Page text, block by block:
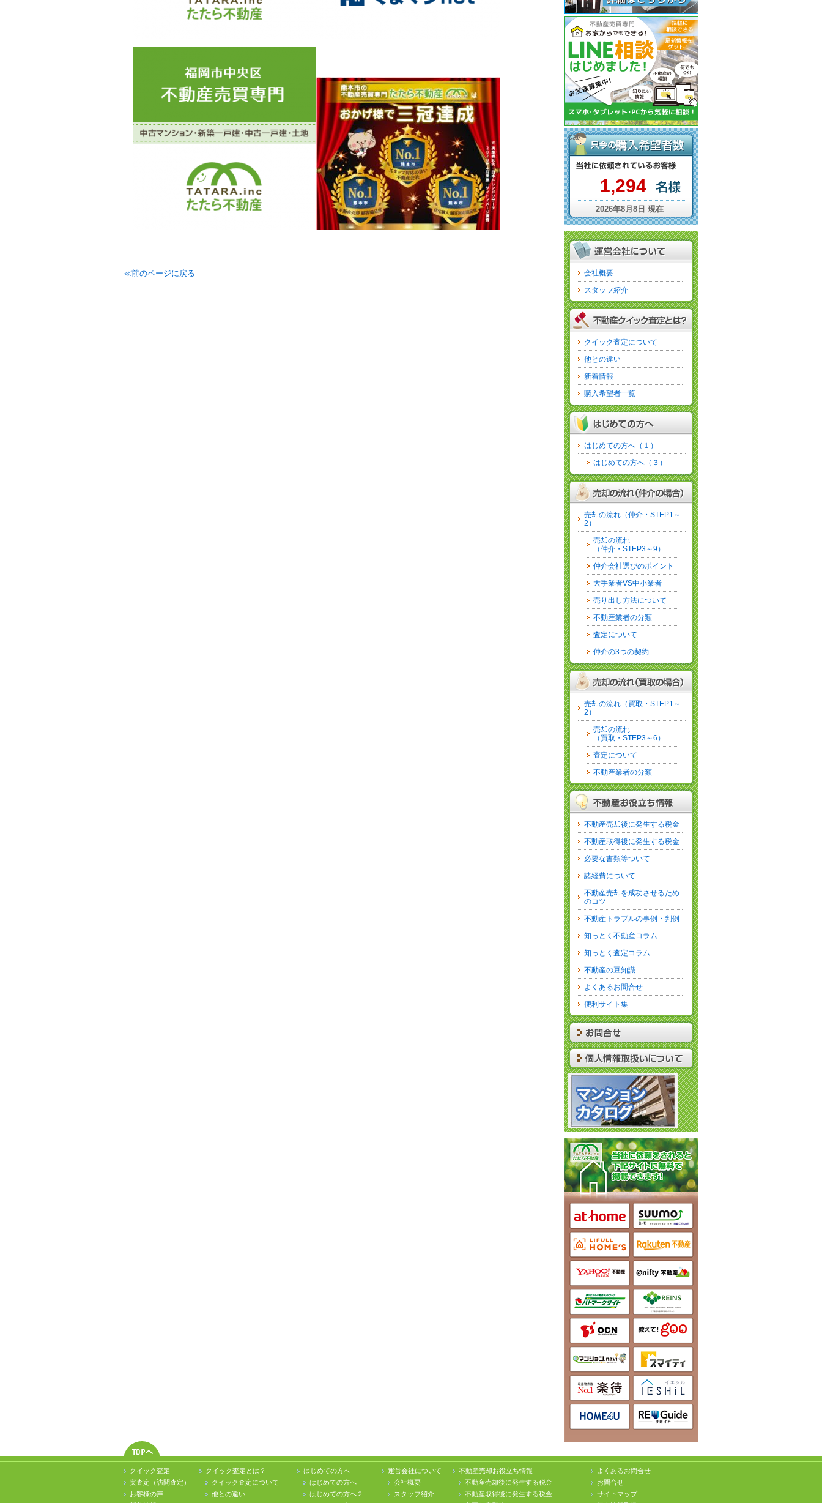
≪前のページに戻る
cat
1,294
2026年8月8日 現在
会社概要
スタッフ紹介
クイック査定について
他との違い
新着情報
購入希望者一覧
はじめての方へ（１）
はじめての方へ（３）
売却の流れ（仲介・STEP1～
2）
売却の流れ
（仲介・STEP3～9）
仲介会社選びのポイント
大手業者VS中小業者
売り出し方法について
不動産業者の分類
査定について
仲介の3つの契約
売却の流れ（買取・STEP1～
2）
売却の流れ
（買取・STEP3～6）
査定について
不動産業者の分類
不動産売却後に発生する税金
不動産取得後に発生する税金
必要な書類等ついて
諸経費について
不動産売却を成功させるため
のコツ
不動産トラブルの事例・判例
知っとく不動産コラム
知っとく査定コラム
不動産の豆知識
よくあるお問合せ
便利サイト集
クイック査定
実査定（訪問査定）
お客様の声
クイック査定とは？
クイック査定について
他との違い
はじめての方へ
はじめての方へ
はじめての方へ２
運営会社について
会社概要
スタッフ紹介
不動産売却お役立ち情報
不動産売却後に発生する税金
不動産取得後に発生する税金
よくあるお問合せ
お問合せ
サイトマップ